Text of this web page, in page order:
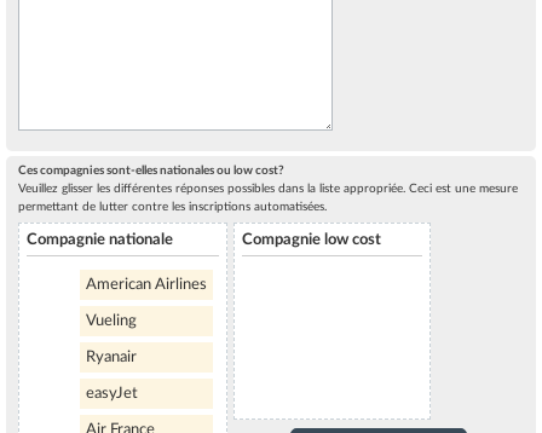
Ces compagnies sont-elles nationales ou low cost?
Veuillez glisser les différentes réponses possibles dans la liste appropriée. Ceci est une mesure
permettant de lutter contre les inscriptions automatisées.
Compagnie nationale
American Airlines
Vueling
Ryanair
easyJet
Compagnie low cost